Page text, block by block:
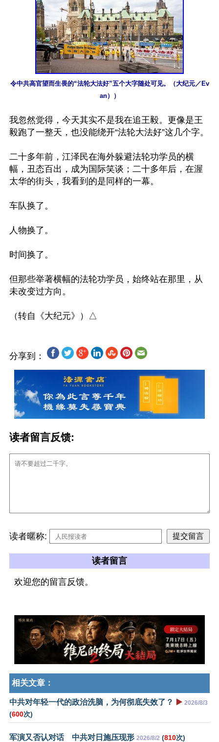
令中共高官望而生畏的“法轮大法好”五个大字随处可见。（大纪元／Ev
an））
我忽然觉得，今天其实不是我在追王毅。更像是王
毅跑了一整天，也没能绕开“法轮大法好”这几个字。
二十多年前，江泽民在海外躲避法轮功学员的横
幅，丑态百出，成为国际笑谈；二十多年后，在渥
太华的街头，我看到的是同样的一幕。
车队换了。
人物换了。
时间换了。
但那些举著横幅的法轮功学员，始终站在那里，从
未改变过方向。
分享到：
读者留言反馈:
读者暱称:
读者留言
欢迎您的留言反馈。
相关文章：
中共对年轻一代的政治洗脑，为何彻底失效了？ ▶️ 2026/8/3
(600次)
军演又否认对话 中共对日施压现形 2026/8/2 (810次)